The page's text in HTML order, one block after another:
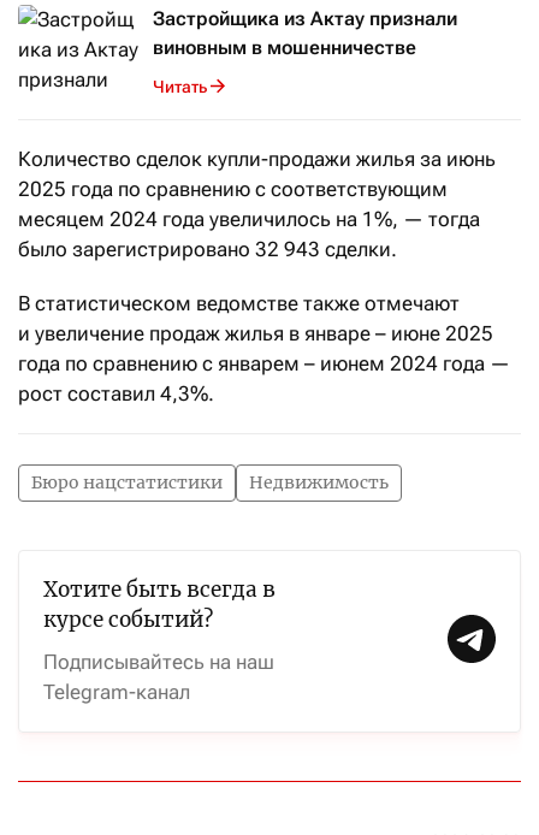
Застройщика из Актау признали
виновным в мошенничестве
Читать
Количество сделок купли-продажи жилья за июнь
2025 года по сравнению с соответствующим
месяцем 2024 года увеличилось на 1%, — тогда
было зарегистрировано 32 943 сделки.
В статистическом ведомстве также отмечают
и увеличение продаж жилья в январе – июне 2025
года по сравнению c январем – июнем 2024 года —
рост составил 4,3%.
Бюро нацстатистики Недвижимость
Хотите быть всегда в
курсе событий?
Подписывайтесь на наш
Telegram-канал